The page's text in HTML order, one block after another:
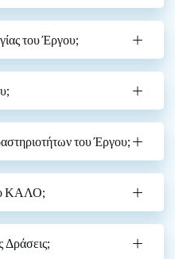
του Έργου;
του Έργου;
ΚΑΛΟ;
Δράσεις;